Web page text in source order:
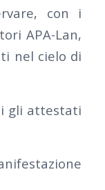
con i
APA-Lan,
nel cielo di
gli attestati